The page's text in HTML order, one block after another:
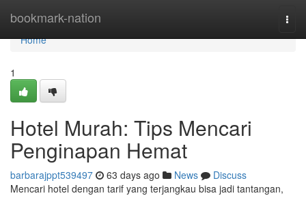
bookmark-nation
Home
Home
1
Hotel Murah: Tips Mencari
Penginapan Hemat
barbarajppt539497 63 days ago News
Discuss
Mencari hotel dengan tarif yang terjangkau bisa jadi tantangan,